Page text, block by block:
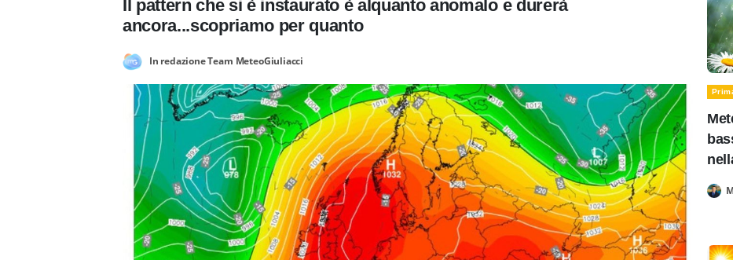
Il pattern che si è instaurato è alquanto anomalo e durerà
ancora...scopriamo per quanto
In redazione Team MeteoGiuliacci